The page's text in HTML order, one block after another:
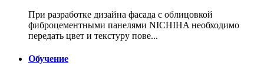
При разработке дизайна фасада с облицовкой
фиброцементными панелями NICHIHA необходимо
передать цвет и текстуру пове...
Обучение